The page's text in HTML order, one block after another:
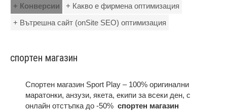
+ Конверсии
+ Какво е фирмена оптимизация
+ Вътрешна сайт (onSite SEO) оптимизация
спортен магазин
Спортен магазин Sport Play – 100% оригинални
маратонки, анзузи, якета, екипи за всеки ден, с
онлайн отстъпка до -50% спортен магазин